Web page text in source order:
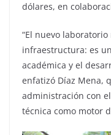
dólares, en
“El nuevo
infraestructura: es
académica y el
enfatizó Díaz Mena,
administración con
técnica como motor